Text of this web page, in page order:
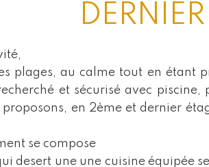
plages, au calme tout en étant
et sécurisé avec
proposons, en 2ème et dernier
se compose
desert une une cuisine équipée